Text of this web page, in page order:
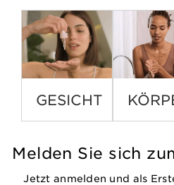
GESICHT
Melden Sie sich
Jetzt anmelden und als